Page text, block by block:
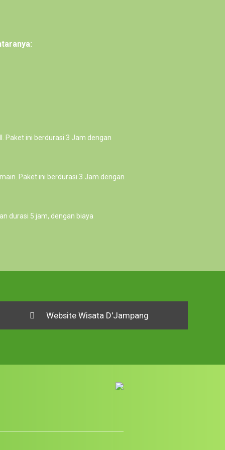
Paket ini berdurasi 3 Jam dengan
Paket ini berdurasi 3 Jam dengan
durasi 5 jam, dengan biaya
Website Wisata D'Jampang